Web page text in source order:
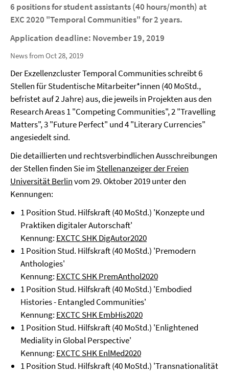
6 positions for student assistants (40 hours/month) at
EXC 2020 "Temporal Communities" for 2 years.
Application deadline: November 19, 2019
News from Oct 28, 2019
Der Exzellenzcluster Temporal Communities schreibt 6
Stellen für Studentische Mitarbeiter*innen (40 MoStd.,
befristet auf 2 Jahre) aus, die jeweils in Projekten aus den
Research Areas 1 "Competing Communities", 2 "Travelling
Matters", 3 "Future Perfect" und 4 "Literary Currencies"
angesiedelt sind.
Die detaillierten und rechtsverbindlichen Ausschreibungen
der Stellen finden Sie im Stellenanzeiger der Freien
Universität Berlinvom 29. Oktober 2019 unter den
Kennungen:
1 Position Stud. Hilfskraft (40 MoStd.) 'Konzepte und
Praktiken digitaler Autorschaft'
Kennung: EXCTC SHK DigAutor2020
1 Position Stud. Hilfskraft (40 MoStd.) 'Premodern
Anthologies'
Kennung: EXCTC SHK PremAnthol2020
1 Position Stud. Hilfskraft (40 MoStd.) 'Embodied
Histories - Entangled Communities'
Kennung: EXCTC SHK EmbHis2020
1 Position Stud. Hilfskraft (40 MoStd.) 'Enlightened
Mediality in Global Perspective'
Kennung: EXCTC SHK EnlMed2020
1 Position Stud. Hilfskraft (40 MoStd.) 'Transnationalität